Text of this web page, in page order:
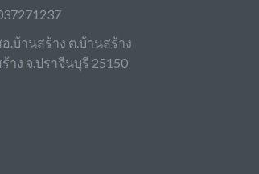
.บ้านสร้าง ต.บ้านสร้าง
าง จ.ปราจีนบุรี 25150